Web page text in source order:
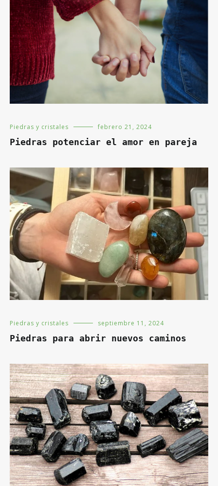
Piedras y cristales febrero 21, 2024
Piedras potenciar el amor en pareja
Piedras y cristales septiembre 11, 2024
Piedras para abrir nuevos caminos